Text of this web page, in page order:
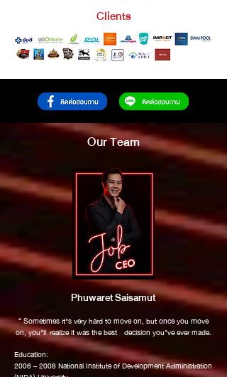
Clients
Our Team
Phuwaret Saisamut
“ Sometimes it"s very hard to move on, but once you move
on, you"ll realize it was the best decision you"ve ever made.
Education:
2006 – 2008 National Institute of Development Administration